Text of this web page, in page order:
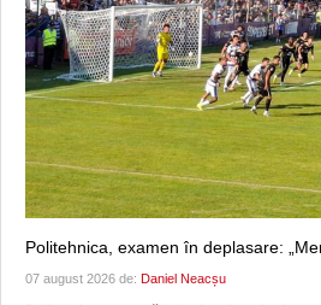
Politehnica, examen în deplasare:
07 august 2026 de: Daniel Neacșu